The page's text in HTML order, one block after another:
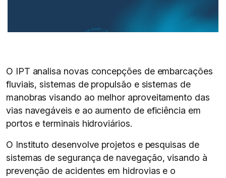
O IPT analisa novas concepções de embarcações
fluviais, sistemas de propulsão e sistemas de
manobras visando ao melhor aproveitamento das
vias navegáveis e ao aumento de eficiência em
portos e terminais hidroviários.
O Instituto desenvolve projetos e pesquisas de
sistemas de segurança de navegação, visando à
prevenção de acidentes em hidrovias e o